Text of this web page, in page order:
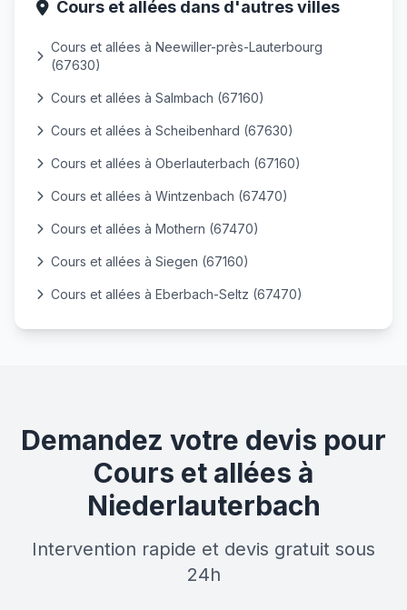
Cours et allées dans d'autres villes
Cours et allées à Neewiller-près-Lauterbourg
(67630)
Cours et allées à Salmbach (67160)
Cours et allées à Scheibenhard (67630)
Cours et allées à Oberlauterbach (67160)
Cours et allées à Wintzenbach (67470)
Cours et allées à Mothern (67470)
Cours et allées à Siegen (67160)
Cours et allées à Eberbach-Seltz (67470)
Demandez votre devis pour
Cours et allées à
Niederlauterbach
Intervention rapide et devis gratuit sous
24h